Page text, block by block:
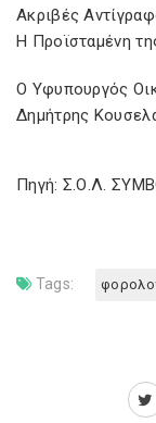
Ακριβές
Η Προϊσταμένη
Ο Υφυπουργός
Δημήτρης
Πηγή: Σ.Ο.Λ.
Tags: